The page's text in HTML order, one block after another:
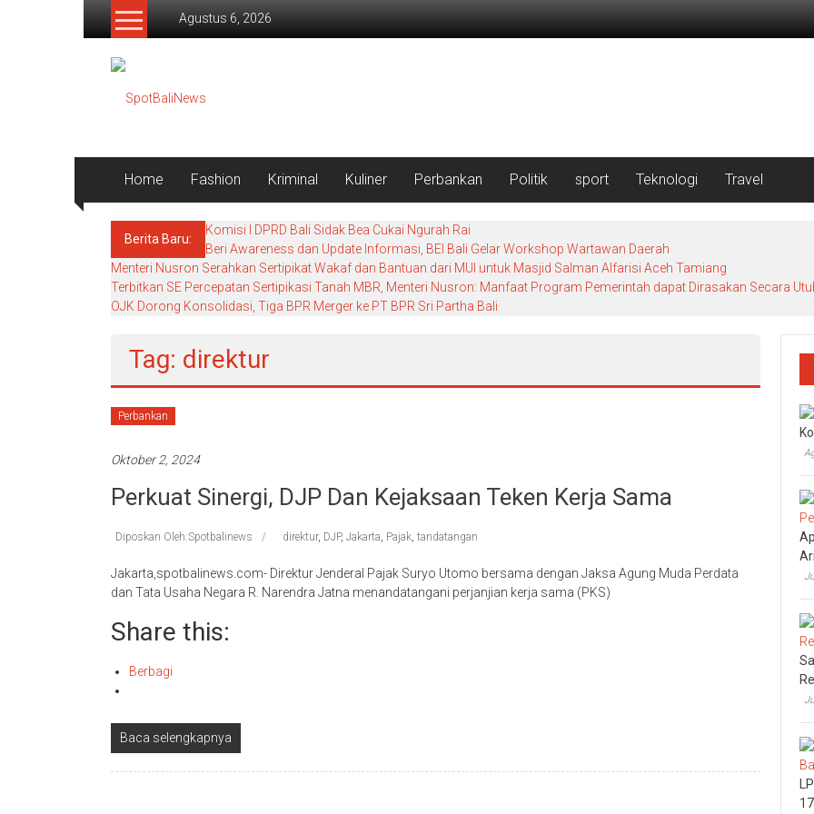
Lompat
Agustus 6, 2026
SpotBaliNews
Home Fashion Kriminal Kuliner Perbankan Politik sport Teknologi Travel
Berita Baru:
Komisi I DPRD Bali Sidak Bea Cukai Ngurah Rai
Beri Awareness dan Update Informasi, BEI Bali Gelar Workshop Wartawan Daerah
Menteri Nusron Serahkan Sertipikat Wakaf dan Bantuan dari MUI untuk Masjid Salman Alfarisi Aceh Tamiang
Terbitkan SE Percepatan Sertipikasi Tanah MBR, Menteri Nusron: Manfaat Program Pemerintah dapat Dirasakan Secara
OJK Dorong Konsolidasi, Tiga BPR Merger ke PT BPR Sri Partha Bali
Tag: direktur
Perbankan
Oktober 2, 2024
Perkuat Sinergi, DJP Dan Kejaksaan Teken Kerja Sama
Diposkan Oleh:Spotbalinews direktur, DJP, Jakarta, Pajak, tandatangan
Jakarta,spotbalinews.com- Direktur Jenderal Pajak Suryo Utomo bersama dengan Jaksa Agung Muda Perdata
dan Tata Usaha Negara R. Narendra Jatna menandatangani perjanjian kerja sama (PKS)
Share this:
Berbagi
Baca selengkapnya